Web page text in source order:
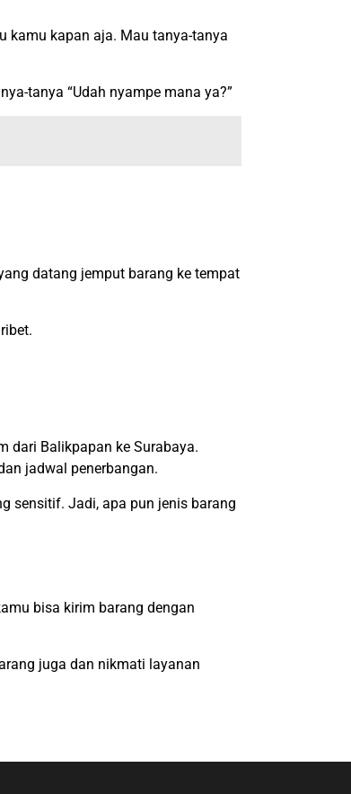
kamu kapan aja. Mau tanya-tanya
tanya “Udah nyampe mana ya?”
datang jemput barang ke tempat
dari Balikpapan ke Surabaya.
jadwal penerbangan.
sensitif. Jadi, apa pun jenis barang
bisa kirim barang dengan
juga dan nikmati layanan